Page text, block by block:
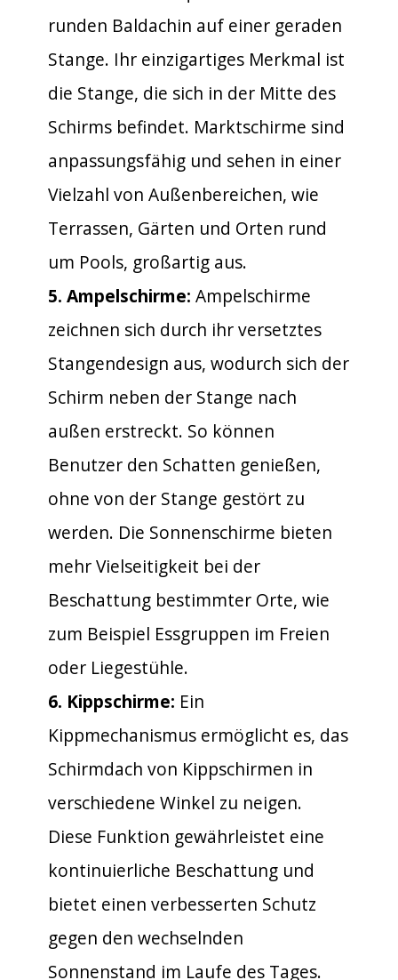
runden Baldachin auf einer geraden
Stange. Ihr einzigartiges Merkmal ist
die Stange, die sich in der Mitte des
Schirms befindet. Marktschirme sind
anpassungsfähig und sehen in einer
Vielzahl von Außenbereichen, wie
Terrassen, Gärten und Orten rund
um Pools, großartig aus.
5. Ampelschirme: Ampelschirme
zeichnen sich durch ihr versetztes
Stangendesign aus, wodurch sich der
Schirm neben der Stange nach
außen erstreckt. So können
Benutzer den Schatten genießen,
ohne von der Stange gestört zu
werden. Die Sonnenschirme bieten
mehr Vielseitigkeit bei der
Beschattung bestimmter Orte, wie
zum Beispiel Essgruppen im Freien
oder Liegestühle.
6. Kippschirme: Ein
Kippmechanismus ermöglicht es, das
Schirmdach von Kippschirmen in
verschiedene Winkel zu neigen.
Diese Funktion gewährleistet eine
kontinuierliche Beschattung und
bietet einen verbesserten Schutz
gegen den wechselnden
Sonnenstand im Laufe des Tages.